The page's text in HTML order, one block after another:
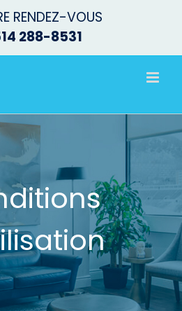
RENDEZ-VOUS
288-8531